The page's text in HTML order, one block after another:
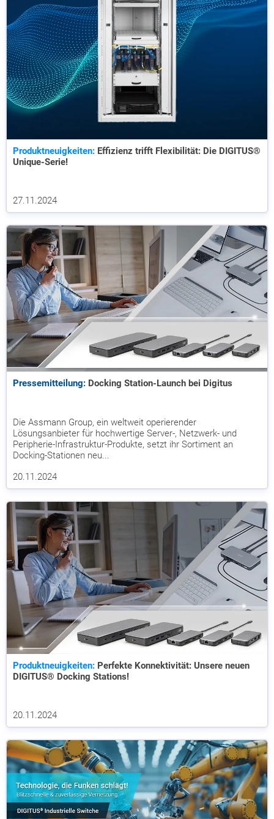
Produktneuigkeiten: Effizienz trifft Flexibilität: Die DIGITUS®
Unique-Serie!
27.11.2024
Pressemitteilung: Docking Station-Launch bei Digitus
Die Assmann Group, ein weltweit operierender
Lösungsanbieter für hochwertige Server-, Netzwerk- und
Peripherie-Infrastruktur-Produkte, setzt ihr Sortiment an
Docking-Stationen neu...
20.11.2024
Produktneuigkeiten: Perfekte Konnektivität: Unsere neuen
DIGITUS® Docking Stations!
20.11.2024